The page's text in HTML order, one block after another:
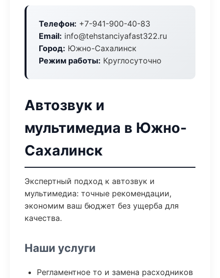
Телефон: +7-941-900-40-83
Email: info@tehstanciyafast322.ru
Город: Южно-Сахалинск
Режим работы: Круглосуточно
Автозвук и
мультимедиа в Южно-
Сахалинск
Экспертный подход к автозвук и
мультимедиа: точные рекомендации,
экономим ваш бюджет без ущерба для
качества.
Наши услуги
Регламентное то и замена расходников